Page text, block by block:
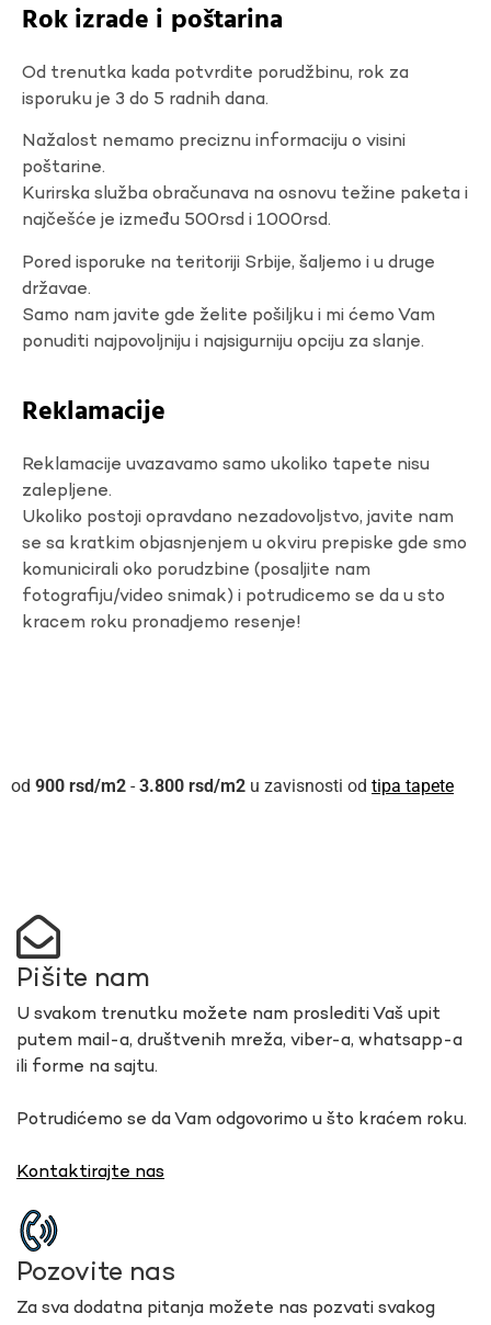
Rok izrade i poštarina
Od trenutka kada potvrdite porudžbinu, rok za
isporuku je 3 do 5 radnih dana.
Nažalost nemamo preciznu informaciju o visini
poštarine.
Kurirska služba obračunava na osnovu težine paketa i
najčešće je između 500rsd i 1000rsd.
Pored isporuke na teritoriji Srbije, šaljemo i u druge
državae.
Samo nam javite gde želite pošiljku i mi ćemo Vam
ponuditi najpovoljniju i najsigurniju opciju za slanje.
Reklamacije
Reklamacije uvazavamo samo ukoliko tapete nisu
zalepljene.
Ukoliko postoji opravdano nezadovoljstvo, javite nam
se sa kratkim objasnjenjem u okviru prepiske gde smo
komunicirali oko porudzbine (posaljite nam
fotografiju/video snimak) i potrudicemo se da u sto
kracem roku pronadjemo resenje!
900 rsd - 3.800 rsd u zavisnosti od tipa tapete
Pišite nam
U svakom trenutku možete nam proslediti Vaš upit
putem mail-a, društvenih mreža, viber-a, whatsapp-a
ili forme na sajtu.
Potrudićemo se da Vam odgovorimo u što kraćem roku.
Kontaktirajte nas
Pozovite nas
Za sva dodatna pitanja možete nas pozvati svakog